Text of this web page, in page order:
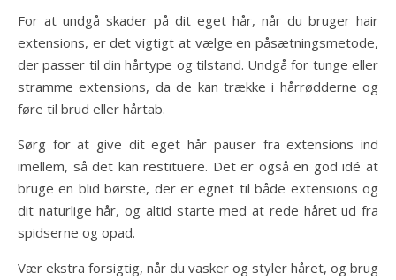
For at undgå skader på dit eget hår, når du bruger hair
extensions, er det vigtigt at vælge en påsætningsmetode,
der passer til din hårtype og tilstand. Undgå for tunge eller
stramme extensions, da de kan trække i hårrødderne og
føre til brud eller hårtab.
Sørg for at give dit eget hår pauser fra extensions ind
imellem, så det kan restituere. Det er også en god idé at
bruge en blid børste, der er egnet til både extensions og
dit naturlige hår, og altid starte med at rede håret ud fra
spidserne og opad.
Vær ekstra forsigtig, når du vasker og styler håret, og brug